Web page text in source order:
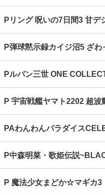
Pリング 呪いの7日間3 甘デ
P弾球黙示録カイジ沼5 ざ
Pルパン三世 ONE
P 宇宙戦艦ヤマト2202 超波
PAわんわんパラダイス
P中森明菜・歌姫伝説
P 魔法少女まどか☆マギカ3